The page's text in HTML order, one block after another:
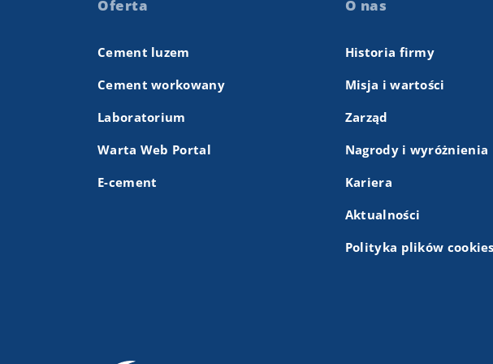
Oferta
Cement luzem
Cement workowany
Laboratorium
Warta Web Portal
E-cement
O nas
Historia firmy
Misja i wartości
Zarząd
Nagrody i wyróżnienia
Kariera
Aktualności
Polityka plików cookies